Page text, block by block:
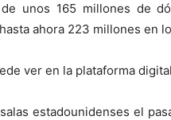
unos 165 millones de
ahora 223 millones en
ver en la plataforma
estadounidenses el